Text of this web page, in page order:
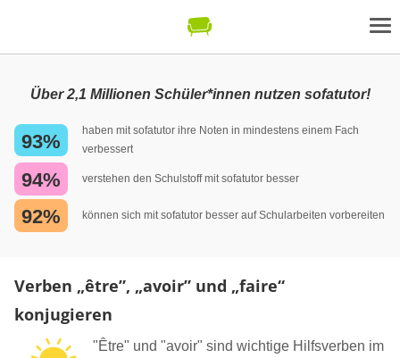
Über 2,1 Millionen Schüler*innen nutzen sofatutor!
93%
haben mit sofatutor ihre Noten in mindestens einem Fach
verbessert
94% verstehen den Schulstoff mit sofatutor besser
92% können sich mit sofatutor besser auf Schularbeiten vorbereiten
Verben „être”, „avoir” und „faire“
konjugieren
"Être" und "avoir" sind wichtige Hilfsverben im